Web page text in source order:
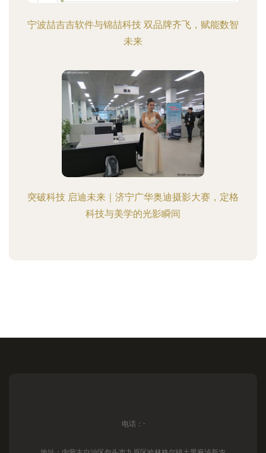
宁波喆吉吉软件与锦喆科技 双品牌齐飞，赋能数智
未来
突破科技 启迪未来｜济宁广华奥迪摄影大赛，定格
科技与美学的光影瞬间
电话：-